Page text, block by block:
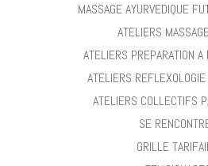
MASSAGE AYURVEDIQUE
ATELIERS
ATELIERS PREPARATION A
ATELIERS
ATELIERS COLLECTIFS
SE
GRILLE